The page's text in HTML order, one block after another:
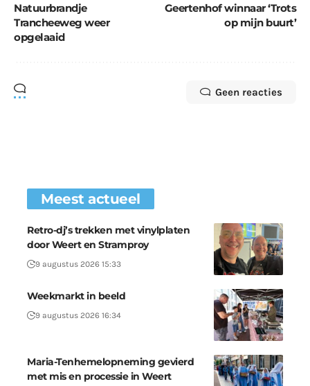
Natuurbrandje
Trancheeweg weer
opgelaaid
Geertenhof winnaar ‘Trots
op mijn buurt’
Geen reacties
Meest actueel
Retro-dj’s trekken met vinylplaten
door Weert en Stramproy
9 augustus 2026 15:33
Weekmarkt in beeld
9 augustus 2026 16:34
Maria-Tenhemelopneming gevierd
met mis en processie in Weert